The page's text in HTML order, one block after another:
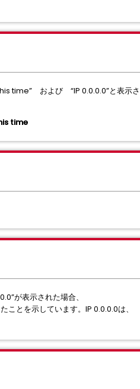
time” および “IP 0.0.0.0”と表示さ
time
が表示された場合、
とを示しています。IP 0.0.0.0は、